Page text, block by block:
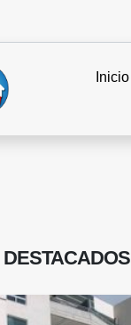
Inicio
DESTACADOS